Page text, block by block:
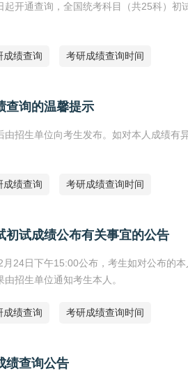
开通查询，全国统考科目（共25科）初
成绩查询 考研成绩查询时间
查询的温馨提示
招生单位向考生发布。如对本人成绩有
成绩查询 考研成绩查询时间
初试成绩公布有关事宜的公告
24日下午15:00公布，考生如对公布的
招生单位通知考生本人。
成绩查询 考研成绩查询时间
绩查询公告